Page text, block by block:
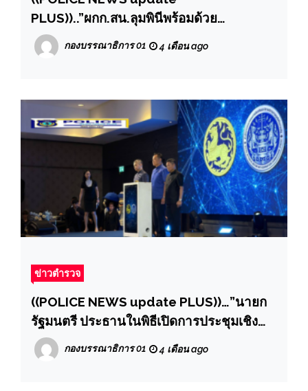
PLUS))..”ผกก.สน.ลุมพินีพร้อมด้วย
ข้าราชการตำรวจ สน.ลุมพินีทุกสายงานเข้า
แถวเคารพธงชาติและอบรมชี้แจงข้อราชการ
กองบรรณาธิการ 01 4 เดือน ago
ข่าวตำรวจ
((POLICE NEWS update PLUS))…”นายก
รัฐมนตรี ประธานในพิธีเปิดการประชุมเชิง
ปฏิบัติการการบูรณาการเพื่อเสริมสร้างธร
รมาภิบาลและความโปร่งใสในหน่วยงานภาค
กองบรรณาธิการ 01 4 เดือน ago